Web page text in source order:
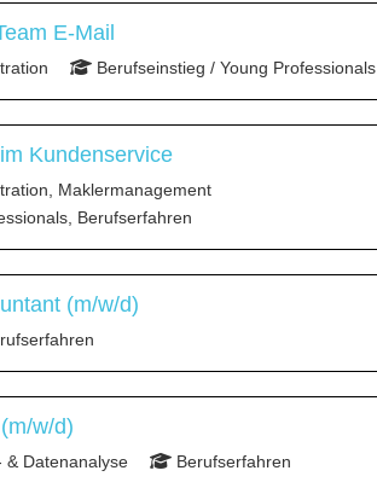
E-Mail
Berufseinstieg / Young Professionals
Kundenservice
Maklermanagement
Berufserfahren
(m/w/d)
w/d)
& Datenanalyse Berufserfahren